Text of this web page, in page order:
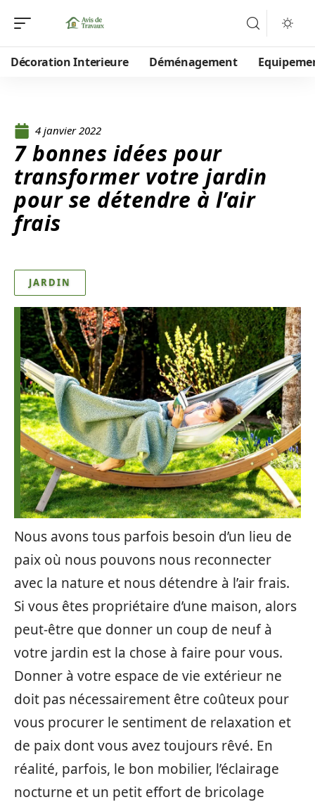
Décoration Interieure Déménagement
4 janvier 2022
7 bonnes idées pour
transformer votre jardin
pour se détendre à l’air
frais
JARDIN
Nous avons tous parfois besoin d’un lieu de
paix où nous pouvons nous reconnecter
avec la nature et nous détendre à l’air frais.
Si vous êtes propriétaire d’une maison, alors
peut-être que donner un coup de neuf à
votre jardin est la chose à faire pour vous.
Donner à votre espace de vie extérieur ne
doit pas nécessairement être coûteux pour
vous procurer le sentiment de relaxation et
de paix dont vous avez toujours rêvé. En
réalité, parfois, le bon mobilier, l’éclairage
nocturne et un petit effort de bricolage